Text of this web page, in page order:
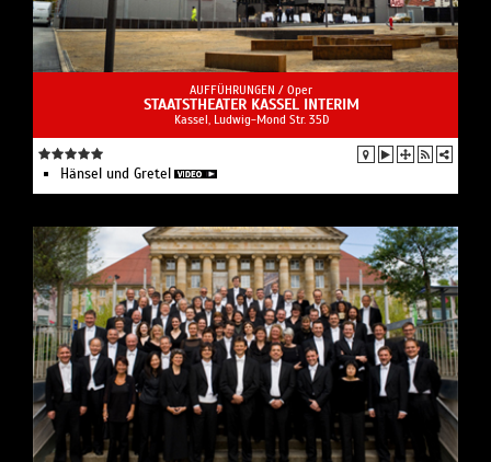
AUFFÜHRUNGEN / Oper
STAATSTHEATER KASSEL INTERIM
Kassel, Ludwig-Mond Str. 35D
Hänsel und Gretel